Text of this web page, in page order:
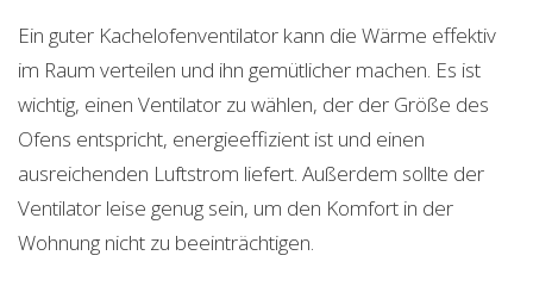
Ein guter Kachelofenventilator kann die Wärme effektiv
im Raum verteilen und ihn gemütlicher machen. Es ist
wichtig, einen Ventilator zu wählen, der der Größe des
Ofens entspricht, energieeffizient ist und einen
ausreichenden Luftstrom liefert. Außerdem sollte der
Ventilator leise genug sein, um den Komfort in der
Wohnung nicht zu beeinträchtigen.